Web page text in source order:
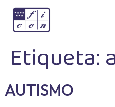
Etiqueta:
AUTISMO